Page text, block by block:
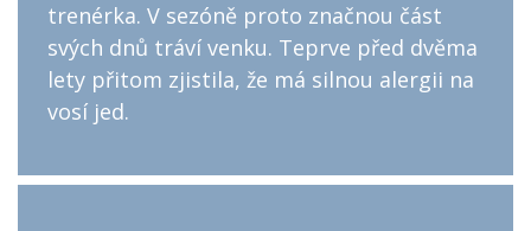
trenérka. V sezóně proto značnou část
svých dnů tráví venku. Teprve před dvěma
lety přitom zjistila, že má silnou alergii na
vosí jed.